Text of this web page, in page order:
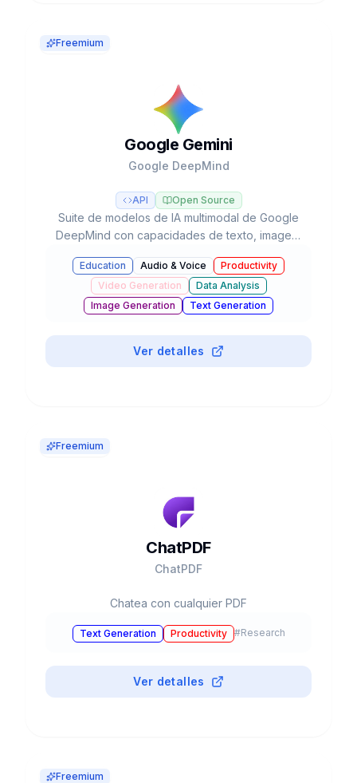
Freemium
Google Gemini
Google DeepMind
API Open Source
Suite de modelos de IA multimodal de Google
DeepMind con capacidades de texto, imagen,
ecosistema de Google con agentes autónomos
y razonamiento avanzado.
Education Audio & Voice
Productivity
Video Generation
Data Analysis
Image Generation
Text Generation
Coding Assistants
Research
Ver detalles
Freemium
ChatPDF
ChatPDF
Chatea con cualquier PDF
Text Generation Productivity #Research
Ver detalles
Freemium